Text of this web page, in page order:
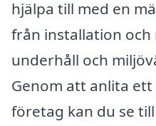
hjälpa till med en
från installation
underhåll och
Genom att anlita
företag kan du se